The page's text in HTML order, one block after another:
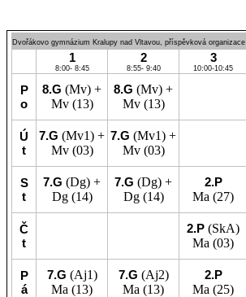
Dvořákovo gymnázium Kralupy nad Vltavou, příspěvková organizace
1
8:00- 8:45
2
8:55- 9:40
3
10:00-10:45
P
o
8.G (Mv) +
Mv(13)
8.G (Mv) +
Mv(13)
Ú
t
7.G (Mv1) +
Mv(03)
7.G (Mv1) +
Mv(03)
S
t
7.G (Dg) +
Dg(14)
7.G (Dg) +
Dg(14)
2.P
Ma (27)
Č
t
2.P (SkA)
Ma (03)
P
á
7.G (Aj1)
Ma (13)
7.G (Aj2)
Ma (13)
2.P
Ma (25)